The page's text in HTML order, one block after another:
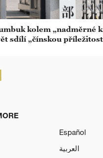
kolem „nadměrné
sdílí „čínskou
Español
العربية